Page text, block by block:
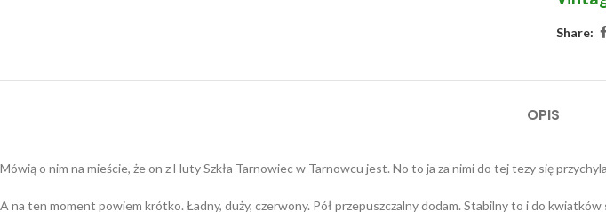
Share:
OPIS
Mówią o nim na mieście, że on z Huty Szkła Tarnowiec w Tarnowcu jest. No to ja za nimi do tej tezy się
A na ten moment powiem krótko. Ładny, duży, czerwony. Pół przepuszczalny dodam. Stabilny to i do